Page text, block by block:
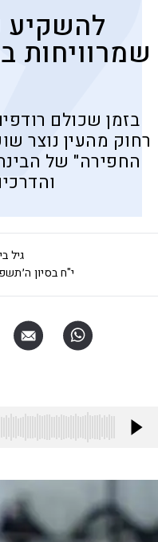
להשקיע
שמרוויחות
בזמן שכולם
רחוק מהעין נוצר
החפירה" של
גיל
י"ח בסיון